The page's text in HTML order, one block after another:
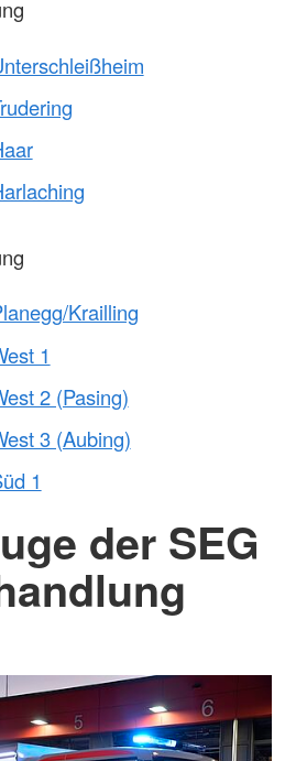
Krailling
1
2 (Pasing)
3 (Aubing)
1
der SEG